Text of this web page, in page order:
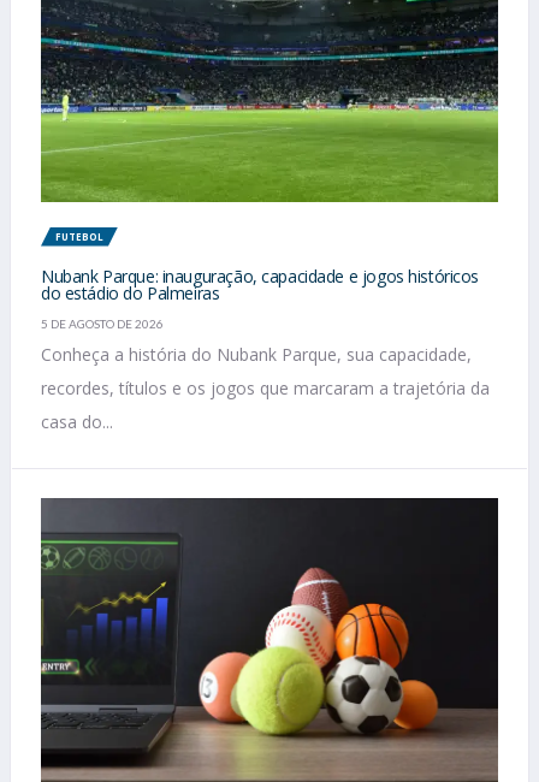
FUTEBOL
Nubank Parque: inauguração, capacidade e jogos históricos
do estádio do Palmeiras
5 DE AGOSTO DE 2026
Conheça a história do Nubank Parque, sua capacidade,
recordes, títulos e os jogos que marcaram a trajetória da
casa do...